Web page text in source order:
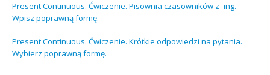
Present Continuous. Ćwiczenie. Pisownia czasowników z -ing.
Wpisz poprawną formę.
Present Continuous. Ćwiczenie. Krótkie odpowiedzi na pytania.
Wybierz poprawną formę.